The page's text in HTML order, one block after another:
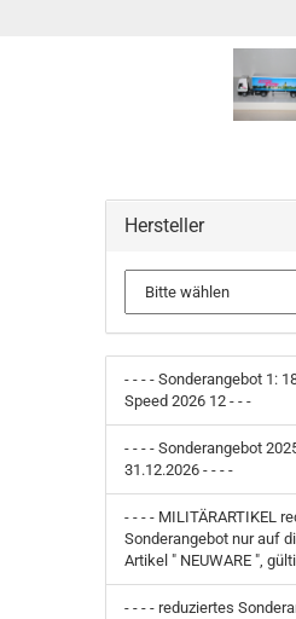
Hersteller
- - - - Sonderangebot 1:
Speed 2026 12 - - -
- - - - Sonderangebot
31.12.2026 - - - -
- - - - MILITÄRARTIKEL
Sonderangebot nur auf
Artikel " NEUWARE ",
- - - - reduziertes